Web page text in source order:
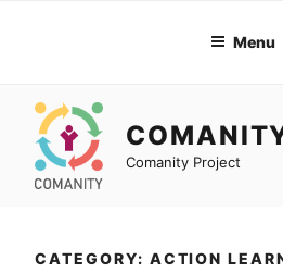
Menu
Comanity Project
CATEGORY: ACTION